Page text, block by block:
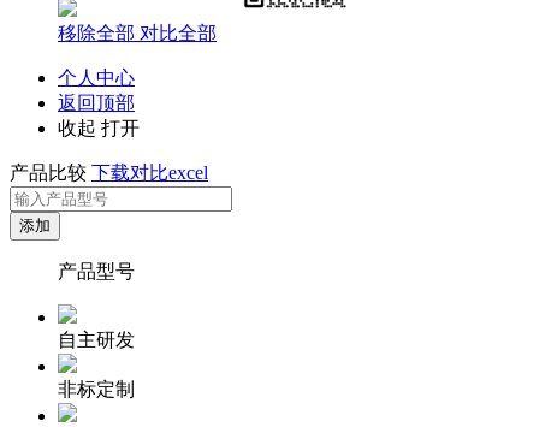
移除全部 对比全部
个人中心
返回顶部
收起 打开
产品比较 下载对比excel
产品型号
自主研发
非标定制